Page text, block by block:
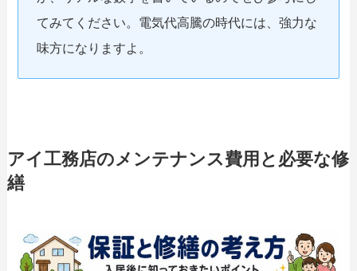
てみてください。電気代高騰の時代には、強力な
味方になりますよ。
アイ工務店のメンテナンス費用と必要な修
繕